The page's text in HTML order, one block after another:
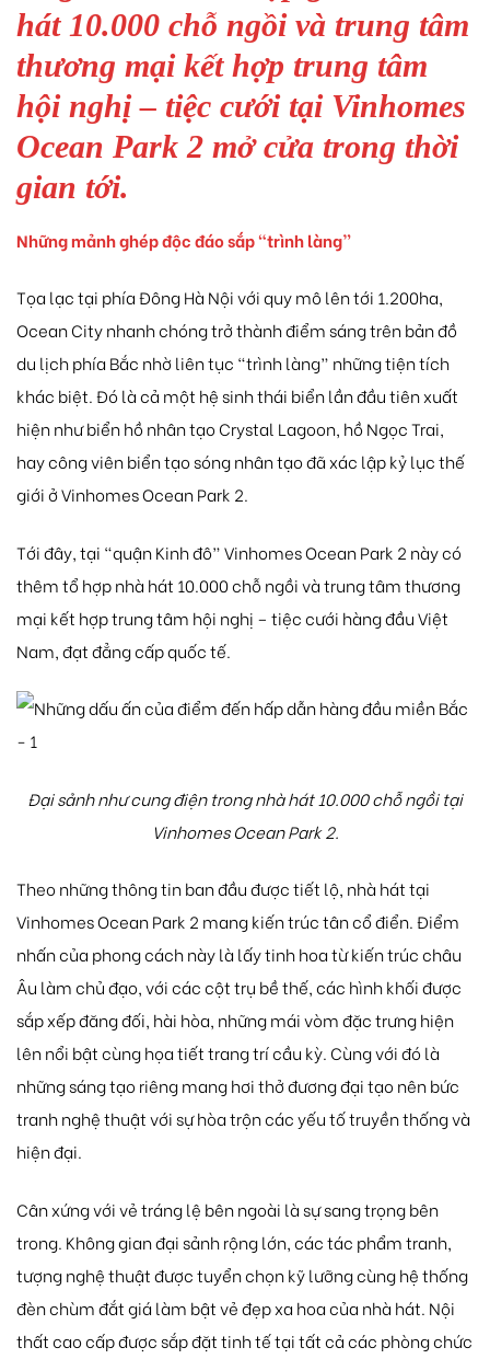
Hải
hát 10.000 chỗ ngồi và trung tâm
thương mại kết hợp trung tâm
hội nghị – tiệc cưới tại Vinhomes
Ocean Park 2 mở cửa trong thời
gian tới.
Những mảnh ghép độc đáo sắp “trình làng”
Tọa lạc tại phía Đông Hà Nội với quy mô lên tới 1.200ha,
Ocean City nhanh chóng trở thành điểm sáng trên bản đồ
du lịch phía Bắc nhờ liên tục “trình làng” những tiện tích
khác biệt. Đó là cả một hệ sinh thái biển lần đầu tiên xuất
hiện như biển hồ nhân tạo Crystal Lagoon, hồ Ngọc Trai,
hay công viên biển tạo sóng nhân tạo đã xác lập kỷ lục thế
giới ở Vinhomes Ocean Park 2.
Tới đây, tại “quận Kinh đô” Vinhomes Ocean Park 2 này có
thêm tổ hợp nhà hát 10.000 chỗ ngồi và trung tâm thương
mại kết hợp trung tâm hội nghị – tiệc cưới hàng đầu Việt
Nam, đạt đẳng cấp quốc tế.
Đại sảnh như cung điện trong nhà hát 10.000 chỗ ngồi tại
Vinhomes Ocean Park 2.
Theo những thông tin ban đầu được tiết lộ, nhà hát tại
Vinhomes Ocean Park 2 mang kiến trúc tân cổ điển. Điểm
nhấn của phong cách này là lấy tinh hoa từ kiến trúc châu
Âu làm chủ đạo, với các cột trụ bề thế, các hình khối được
sắp xếp đăng đối, hài hòa, những mái vòm đặc trưng hiện
lên nổi bật cùng họa tiết trang trí cầu kỳ. Cùng với đó là
những sáng tạo riêng mang hơi thở đương đại tạo nên bức
tranh nghệ thuật với sự hòa trộn các yếu tố truyền thống và
hiện đại.
Cân xứng với vẻ tráng lệ bên ngoài là sự sang trọng bên
trong. Không gian đại sảnh rộng lớn, các tác phẩm tranh,
tượng nghệ thuật được tuyển chọn kỹ lưỡng cùng hệ thống
đèn chùm đắt giá làm bật vẻ đẹp xa hoa của nhà hát. Nội
thất cao cấp được sắp đặt tinh tế tại tất cả các phòng chức